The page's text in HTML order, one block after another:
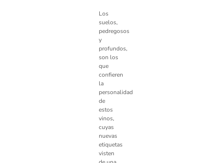
Los
suelos,
pedregosos
y
profundos,
son los
que
confieren
la
personalidad
de
estos
vinos,
cuyas
nuevas
etiquetas
visten